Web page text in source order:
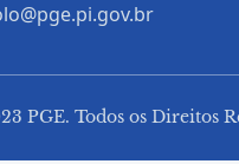
PGE. Todos os Direitos